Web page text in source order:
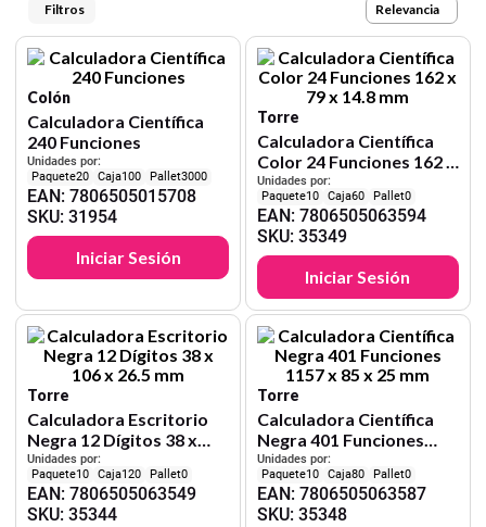
Relevancia
Colón
Calculadora Científica
240 Funciones
Unidades por:
20
100 3000
EAN:7806505015708
SKU:31954
Iniciar Sesión
Torre
Calculadora Científica
Color 24 Funciones 162 x
79 x 14.8 mm
Unidades por:
10
60 0
EAN: 7806505063594
SKU: 35349
Iniciar Sesión
Torre
Calculadora Escritorio
Negra 12 Dígitos 38 x
106 x 26.5 mm
Unidades por:
10
120 0
EAN:7806505063549
SKU:35344
Torre
Calculadora Científica
Negra 401 Funciones
1157 x 85 x 25 mm
Unidades por:
10
80 0
EAN: 7806505063587
SKU: 35348
10. lapiz